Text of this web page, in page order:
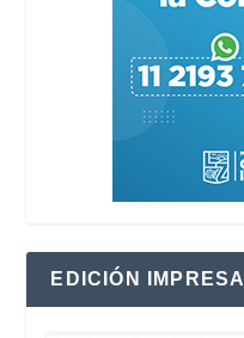
EDICIÓN IMPRESA